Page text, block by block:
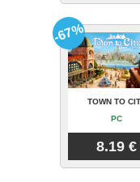
TOWN TO
PC
8.19 €
-67%